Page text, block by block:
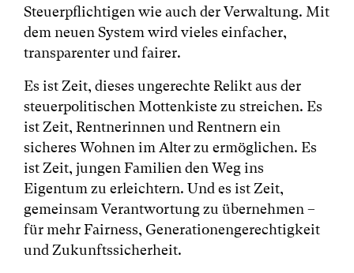
Steuerpflichtigen wie auch der Verwaltung. Mit
dem neuen System wird vieles einfacher,
transparenter und fairer.
Es ist Zeit, dieses ungerechte Relikt aus der
steuerpolitischen Mottenkiste zu streichen. Es
ist Zeit, Rentnerinnen und Rentnern ein
sicheres Wohnen im Alter zu ermöglichen. Es
ist Zeit, jungen Familien den Weg ins
Eigentum zu erleichtern. Und es ist Zeit,
gemeinsam Verantwortung zu übernehmen –
für mehr Fairness, Generationengerechtigkeit
und Zukunftssicherheit.